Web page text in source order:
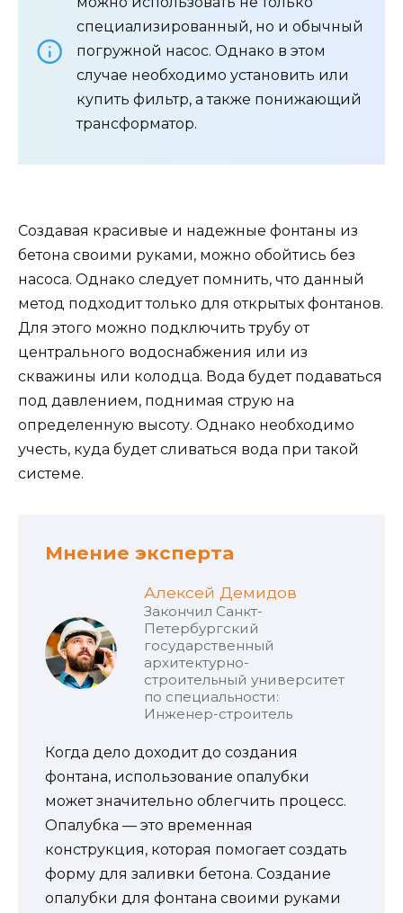
специализированный, но и обычный
погружной насос. Однако в этом
случае необходимо установить или
купить фильтр, а также понижающий
трансформатор.
Создавая красивые и надежные фонтаны из
бетона своими руками, можно обойтись без
насоса. Однако следует помнить, что данный
метод подходит только для открытых фонтанов.
Для этого можно подключить трубу от
центрального водоснабжения или из
скважины или колодца. Вода будет подаваться
под давлением, поднимая струю на
определенную высоту. Однако необходимо
учесть, куда будет сливаться вода при такой
системе.
Мнение эксперта
Алексей Демидов
Закончил Санкт-
Петербургский
государственный
архитектурно-
строительный университет
по специальности:
Инженер-строитель
Когда дело доходит до создания
фонтана, использование опалубки
может значительно облегчить процесс.
Опалубка — это временная
конструкция, которая помогает создать
форму для заливки бетона. Создание
опалубки для фонтана своими руками